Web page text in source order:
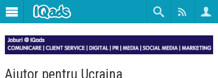
Ajutor pentru Ucraina